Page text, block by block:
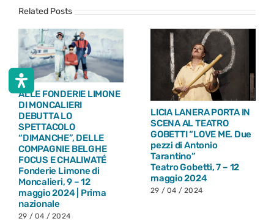
Related Posts
ALLE FONDERIE LIMONE
DI MONCALIERI
DEBUTTA LO
SPETTACOLO
“DIMANCHE”, DELLE
COMPAGNIE BELGHE
FOCUS E CHALIWATÉ
Fonderie Limone di
Moncalieri, 9 – 12
maggio 2024 | Prima
nazionale
29 / 04 / 2024
LICIA LANERA PORTA IN
SCENA AL TEATRO
GOBETTI “LOVE ME. Due
pezzi di Antonio
Tarantino”
Teatro Gobetti, 7 – 12
maggio 2024
29 / 04 / 2024